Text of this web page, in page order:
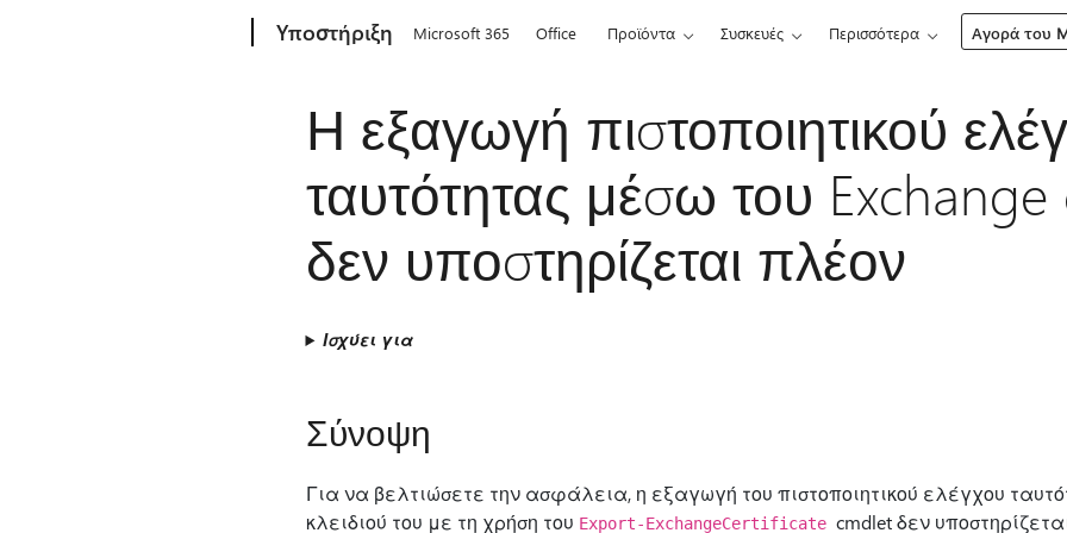
Υποστήριξη Microsoft 365 Office Προϊόντα Συσκευές Περισσότερα Αγορά του
Η εξαγωγή πιστοποιητικού
ταυτότητας μέσω του
δεν υποστηρίζεται πλέον
Ισχύει για
Σύνοψη
Για να βελτιώσετε την ασφάλεια, η εξαγωγή του πιστοποιητικού ελέγχου
κλειδιού του με τη χρήση του Export-ExchangeCertificate cmdlet δεν